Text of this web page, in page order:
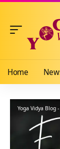
Home
Yoga Vidya Blog